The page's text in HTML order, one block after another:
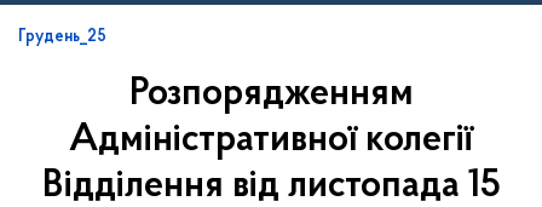
вГрудень_25
Розпорядженням
Адміністративної колегії
Відділення від листопада 15